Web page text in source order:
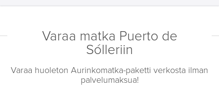
Varaa matka Puerto de
Sólleriin
Varaa huoleton Aurinkomatka-paketti verkosta ilman
palvelumaksua!